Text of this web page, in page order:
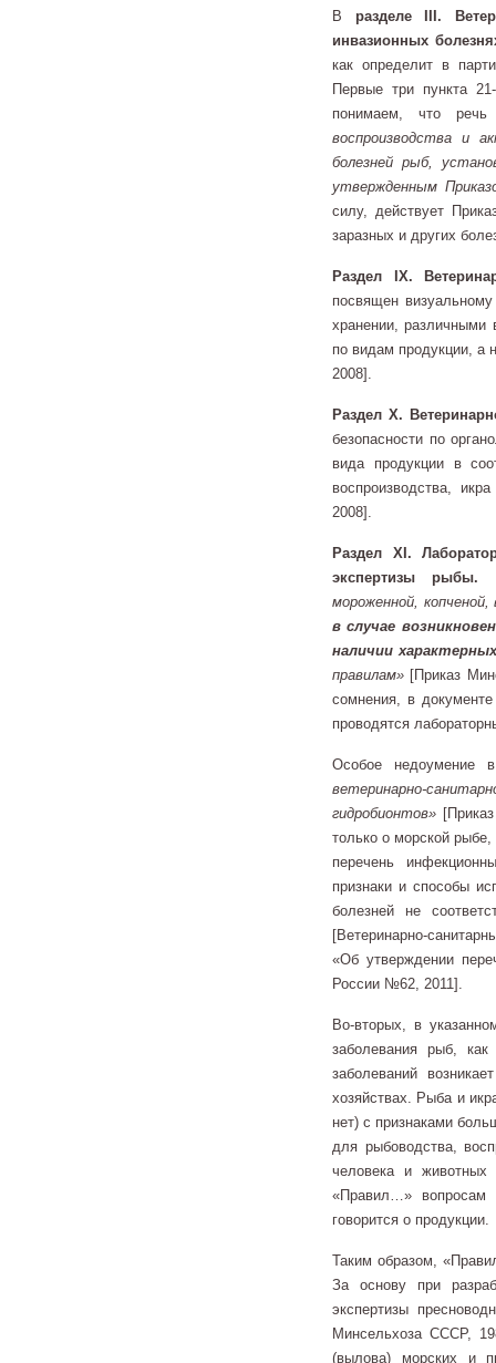
В разделе III.
инвазионных
как определит в
Первые три пункта
понимаем, что
воспроизводства и
болезней рыб,
утвержденным
силу, действует
заразных и других
Раздел IX.
посвящен
хранении, различными
по видам продукции, а
2008].
Раздел X.
безопасности по
вида продукции в
воспроизводства,
2008].
Раздел XI.
экспертизы рыбы.
мороженной,
в случае
наличии
правилам» [Приказ
сомнения, в
проводятся
Особое недоумение
ветеринарно-
гидробионтов»
только о морской
перечень
признаки и способы
болезней не
[Ветеринарно-
«Об утверждении
России №62, 2011].
Во-вторых, в
заболевания рыб,
заболеваний
хозяйствах. Рыба и
нет) с признаками
для рыбоводства,
человека и
«Правил…»
говорится о продукции.
Таким образом,
За основу при
экспертизы
Минсельхоза СССР,
(вылова) морских и